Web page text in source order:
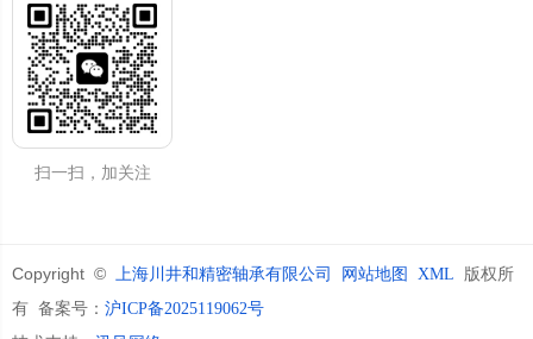
扫一扫，加关注
Copyright © 上海川井和精密轴承有限公司 网站地图 XML 版权所
有 备案号： 沪ICP备2025119062号